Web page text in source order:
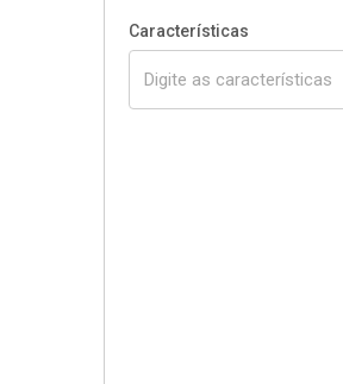
Características